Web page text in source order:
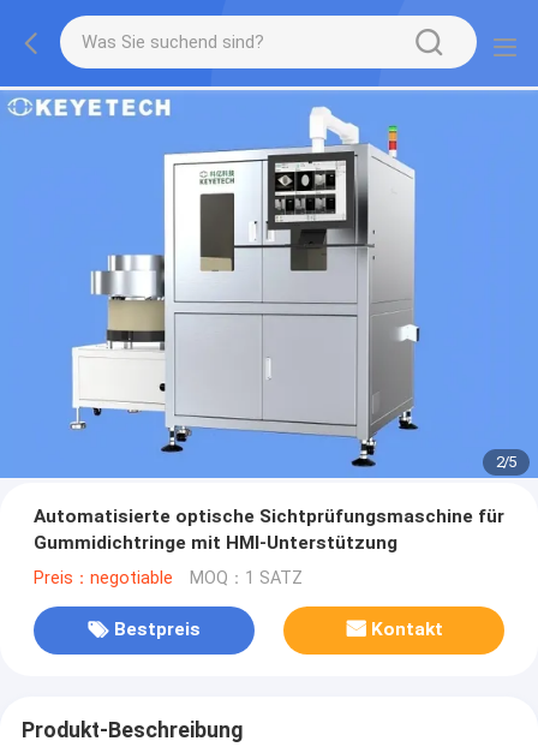
2/5
Automatisierte optische Sichtprüfungsmaschine für
Gummidichtringe mit HMI-Unterstützung
Preis：negotiable MOQ：1 SATZ
Bestpreis Kontakt
Produkt-Beschreibung